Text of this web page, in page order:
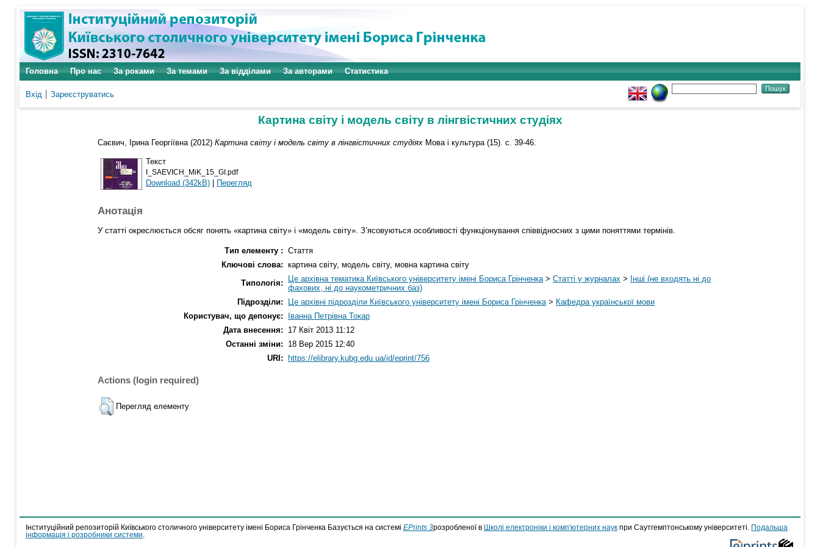
Головна Про нас За роками За темами За відділами За авторами Статистика
Вхід Зареєструватись
Картина світу і модель світу в лінгвістичних студіях
Саєвич, Ірина Георгіївна (2012) Картина світу і модель світу в лінгвістичних студіях Мова і культура (15). с. 39-46.
Текст
I_SAEVICH_MiK_15_GI.pdf
Download (342kB) | Перегляд
Анотація
У статті окреслюється обсяг понять «картина світу» і «модель світу». З’ясовуються особливості функціонування співвідносних з цими поняттями термінів.
Тип елементу : Стаття
Ключові слова: картина світу, модель світу, мовна картина світу
Типологія:
Це архівна тематика Київського університету імені Бориса Грінченка > Статті у журналах > Інші (не входять ні до
фахових, ні до наукометричних баз)
Підрозділи:
Це архівні підрозділи Київського університету імені Бориса Грінченка > Кафедра української мови
Користувач, що депонує:
Іванна Петрівна Токар
Дата внесення:
17 Квіт 2013 11:12
Останні зміни:
18 Вер 2015 12:40
URI:
https://elibrary.kubg.edu.ua/id/eprint/756
Actions (login required)
Перегляд елементу
Інституційний репозиторій Київського столичного університету імені Бориса Грінченка Базується на системі EPrints 3розробленої в Школі електроніки і комп'ютерних наук при Саутгемптонському університеті.
Подальша
інформація і розробники системи